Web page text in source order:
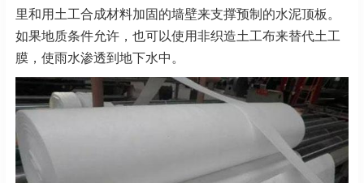
里和用土工合成材料加固的墙壁来支撑预制的水泥顶板。
如果地质条件允许，也可以使用非织造土工布来替代土工
膜，使雨水渗透到地下水中。